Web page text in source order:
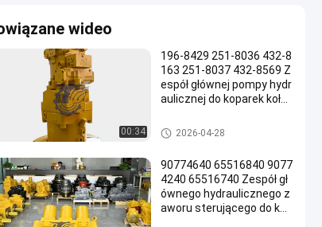
wideo
00:34
196-8429 251-8036 432-8
163 251-8037 432-8569 Z
espół głównej pompy hydr
aulicznej do koparek koło
okiej jakości części zamie
nne do dużych obciążeń
Pompa hydrauliczna koparki
2026-04-28
90774640 65516840 9077
4240 65516740 Zespół gł
ównego hydraulicznego z
aworu sterującego do kop